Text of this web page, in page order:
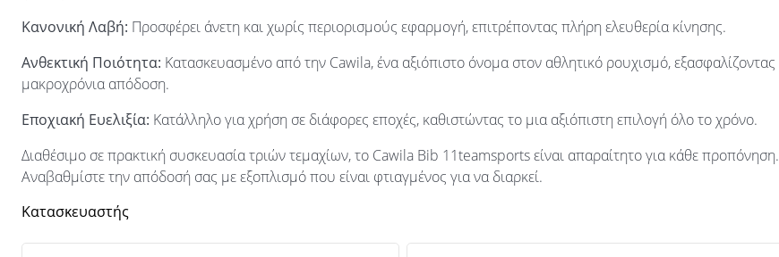
Κανονική Λαβή: Προσφέρει άνετη και χωρίς περιορισμούς εφαρμογή, επιτρέποντας πλήρη ελευθερία κίνησης.
Ανθεκτική Ποιότητα: Κατασκευασμένο από την Cawila, ένα αξιόπιστο όνομα στον αθλητικό ρουχισμό, εξασφαλίζοντας
μακροχρόνια απόδοση.
Εποχιακή Ευελιξία: Κατάλληλο για χρήση σε διάφορες εποχές, καθιστώντας το μια αξιόπιστη επιλογή όλο το χρόνο.
Διαθέσιμο σε πρακτική συσκευασία τριών τεμαχίων, το Cawila Bib 11teamsports είναι απαραίτητο για κάθε προπόνηση.
Αναβαθμίστε την απόδοσή σας με εξοπλισμό που είναι φτιαγμένος για να διαρκεί.
Κατασκευαστής